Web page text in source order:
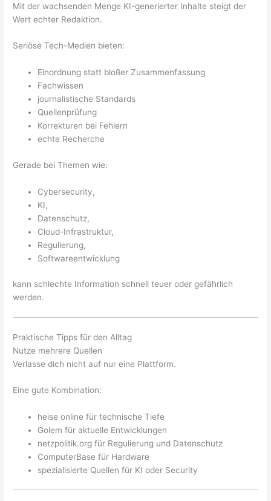
Mit der wachsenden Menge KI-generierter Inhalte steigt der
Wert echter Redaktion.
Seriöse Tech-Medien bieten:
Einordnung statt bloßer Zusammenfassung
Fachwissen
journalistische Standards
Quellenprüfung
Korrekturen bei Fehlern
echte Recherche
Gerade bei Themen wie:
Cybersecurity,
KI,
Datenschutz,
Cloud-Infrastruktur,
Regulierung,
Softwareentwicklung
kann schlechte Information schnell teuer oder gefährlich
werden.
Praktische Tipps für den Alltag
Nutze mehrere Quellen
Verlasse dich nicht auf nur eine Plattform.
Eine gute Kombination:
heise online für technische Tiefe
Golem für aktuelle Entwicklungen
netzpolitik.org für Regulierung und Datenschutz
ComputerBase für Hardware
spezialisierte Quellen für KI oder Security